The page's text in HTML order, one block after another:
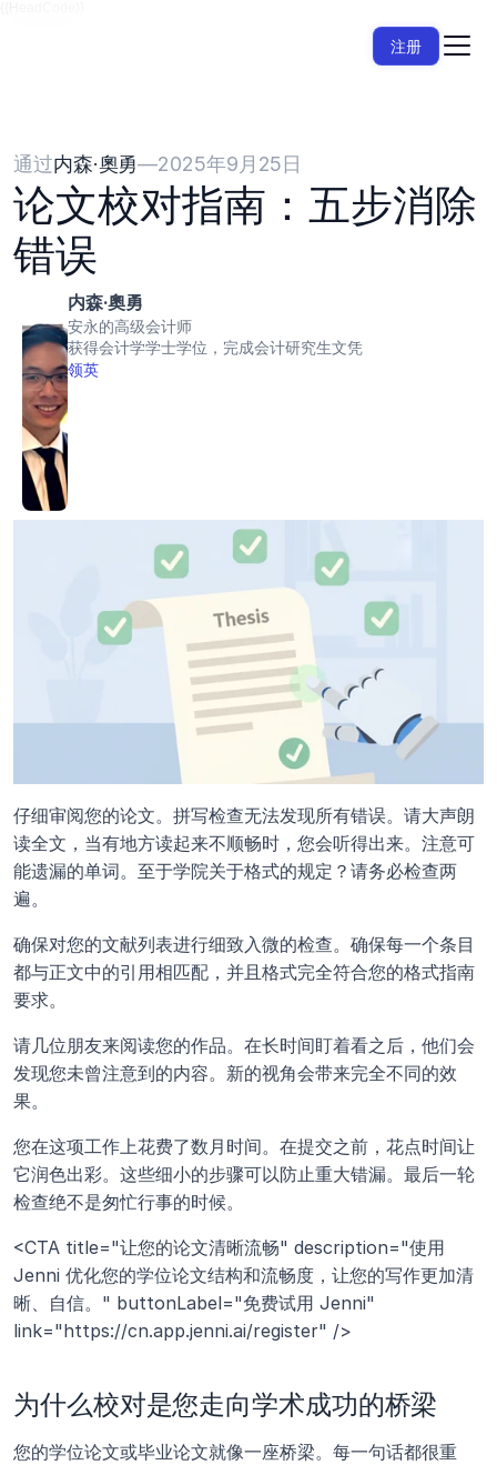
注册
通过内森·奧勇—2025年9月25日
论文校对指南：五步消除
错误
内森·奧勇
安永的高级会计师
获得会计学学士学位，完成会计研究生文凭
领英
仔细审阅您的论文。拼写检查无法发现所有错误。请大声朗
读全文，当有地方读起来不顺畅时，您会听得出来。注意可
能遗漏的单词。至于学院关于格式的规定？请务必检查两
遍。
确保对您的文献列表进行细致入微的检查。确保每一个条目
都与正文中的引用相匹配，并且格式完全符合您的格式指南
要求。
请几位朋友来阅读您的作品。在长时间盯着看之后，他们会
发现您未曾注意到的内容。新的视角会带来完全不同的效
果。
您在这项工作上花费了数月时间。在提交之前，花点时间让
它润色出彩。这些细小的步骤可以防止重大错漏。最后一轮
检查绝不是匆忙行事的时候。
<CTA title="让您的论文清晰流畅" description="使用
Jenni 优化您的学位论文结构和流畅度，让您的写作更加清
晰、自信。" buttonLabel="免费试用 Jenni"
link="https://cn.app.jenni.ai/register" />
为什么校对是您走向学术成功的桥梁
您的学位论文或毕业论文就像一座桥梁。每一句话都很重